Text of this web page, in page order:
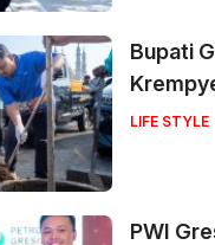
Bupati
LIFE STYLE
PWI